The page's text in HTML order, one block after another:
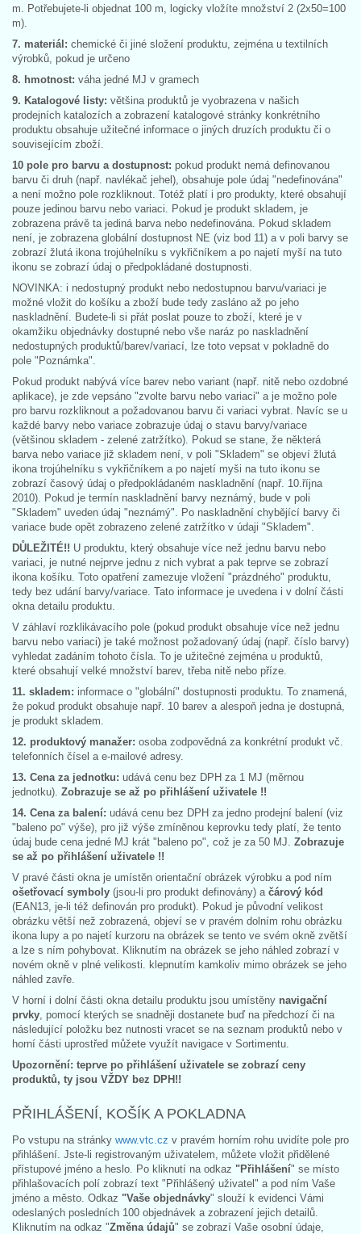
m. Potřebujete-li objednat 100 m, logicky vložíte množství 2 (2x50=100
m).
7. materiál: chemické či jiné složení produktu, zejména u textilních
výrobků, pokud je určeno
8. hmotnost: váha jedné MJ v gramech
9. Katalogové listy: většina produktů je vyobrazena v našich
prodejních katalozích a zobrazení katalogové stránky konkrétního
produktu obsahuje užitečné informace o jiných druzích produktu či o
souvisejícím zboží.
10 pole pro barvu a dostupnost: pokud produkt nemá definovanou
barvu či druh (např. navlékač jehel), obsahuje pole údaj "nedefinována"
a není možno pole rozkliknout. Totéž platí i pro produkty, které obsahují
pouze jedinou barvu nebo variaci. Pokud je produkt skladem, je
zobrazena právě ta jediná barva nebo nedefinována. Pokud skladem
není, je zobrazena globální dostupnost NE (viz bod 11) a v poli barvy se
zobrazí žlutá ikona trojúhelníku s vykřičníkem a po najetí myší na tuto
ikonu se zobrazí údaj o předpokládané dostupnosti.
NOVINKA: i nedostupný produkt nebo nedostupnou barvu/variaci je
možné vložit do košíku a zboží bude tedy zasláno až po jeho
naskladnění. Budete-li si přát poslat pouze to zboží, které je v
okamžiku objednávky dostupné nebo vše naráz po naskladnění
nedostupných produktů/barev/variací, lze toto vepsat v pokladně do
pole "Poznámka".
Pokud produkt nabývá více barev nebo variant (např. nitě nebo ozdobné
aplikace), je zde vepsáno "zvolte barvu nebo variaci" a je možno pole
pro barvu rozkliknout a požadovanou barvu či variaci vybrat. Navíc se u
každé barvy nebo variace zobrazuje údaj o stavu barvy/variace
(většinou skladem - zelené zatržítko). Pokud se stane, že některá
barva nebo variace již skladem není, v poli "Skladem" se objeví žlutá
ikona trojúhelníku s vykřičníkem a po najetí myši na tuto ikonu se
zobrazí časový údaj o předpokládaném naskladnění (např. 10.října
2010). Pokud je termín naskladnění barvy neznámý, bude v poli
"Skladem" uveden údaj "neznámý". Po naskladnění chybějící barvy či
variace bude opět zobrazeno zelené zatržítko v údaji "Skladem".
DŮLEŽITÉ!! U produktu, který obsahuje více než jednu barvu nebo
variaci, je nutné nejprve jednu z nich vybrat a pak teprve se zobrazí
ikona košíku. Toto opatření zamezuje vložení "prázdného" produktu,
tedy bez udání barvy/variace. Tato informace je uvedena i v dolní části
okna detailu produktu.
V záhlaví rozklikávacího pole (pokud produkt obsahuje více než jednu
barvu nebo variaci) je také možnost požadovaný údaj (např. číslo barvy)
vyhledat zadáním tohoto čísla. To je užitečné zejména u produktů,
které obsahují velké množství barev, třeba nitě nebo příze.
11. skladem: informace o "globální" dostupnosti produktu. To znamená,
že pokud produkt obsahuje např. 10 barev a alespoň jedna je dostupná,
je produkt skladem.
12. produktový manažer: osoba zodpovědná za konkrétní produkt vč.
telefonních čísel a e-mailové adresy.
13. Cena za jednotku: udává cenu bez DPH za 1 MJ (měrnou
jednotku). Zobrazuje se až po přihlášení uživatele !!
14. Cena za balení: udává cenu bez DPH za jedno prodejní balení (viz
"baleno po" výše), pro již výše zmíněnou keprovku tedy platí, že tento
údaj bude cena jedné MJ krát "baleno po", což je za 50 MJ. Zobrazuje
se až po přihlášení uživatele !!
V pravé části okna je umístěn orientační obrázek výrobku a pod ním
ošetřovací symboly (jsou-li pro produkt definovány) a čárový kód
(EAN13, je-li též definován pro produkt). Pokud je původní velikost
obrázku větší než zobrazená, objeví se v pravém dolním rohu obrázku
ikona lupy a po najetí kurzoru na obrázek se tento ve svém okně zvětší
a lze s ním pohybovat. Kliknutím na obrázek se jeho náhled zobrazí v
novém okně v plné velikosti. klepnutím kamkoliv mimo obrázek se jeho
náhled zavře.
V horní i dolní části okna detailu produktu jsou umístěny navigační
prvky , pomocí kterých se snadněji dostanete buď na předchozí či na
následující položku bez nutnosti vracet se na seznam produktů nebo v
horní části uprostřed můžete využít navigace v Sortimentu.
Upozornění: teprve po přihlášení uživatele se zobrazí ceny
produktů, ty jsou VŽDY bez DPH!!
PŘIHLÁŠENÍ, KOŠÍK A POKLADNA
Po vstupu na stránky www.vtc.cz v pravém horním rohu uvidíte pole pro
přihlášení. Jste-li registrovaným uživatelem, můžete vložit přidělené
přístupové jméno a heslo. Po kliknutí na odkaz "Přihlášení" se místo
přihlašovacích polí zobrazí text "Přihlášený uživatel" a pod ním Vaše
jméno a město. Odkaz "Vaše objednávky" slouží k evidenci Vámi
odeslaných posledních 100 objednávek a zobrazení jejich detailů.
Kliknutím na odkaz "Změna údajů" se zobrazí Vaše osobní údaje,